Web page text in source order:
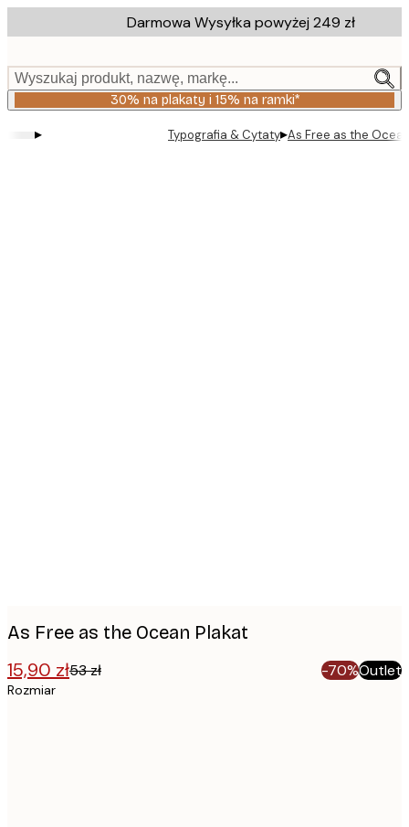
to
content.
Darmowa Wysyłka powyżej 249 zł
Wyszukaj produkt, nazwę, markę...
30% na plakaty i 15% na ramki*
▸ Typografia & Cytaty▸As Free as the
As Free as the Ocean Plakat
15,90 zł53 zł -70%Outlet
Rozmiar